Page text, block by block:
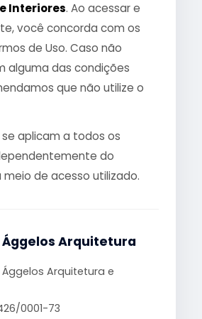
Interiores. Ao acessar e
você concorda com os
de Uso. Caso não
alguma das condições
que não utilize o
se aplicam a todos os
do
de acesso utilizado.
Ággelos Arquitetura
Ággelos Arquitetura e
0001-73